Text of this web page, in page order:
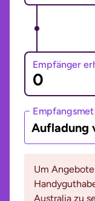
Empfänger
Aufladung
Um
Australia zu